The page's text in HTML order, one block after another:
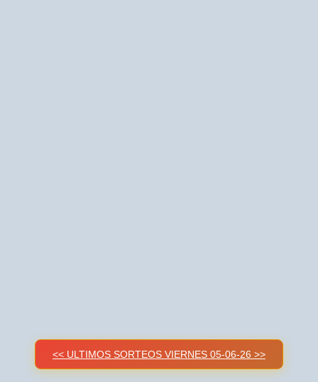
<< ULTIMOS SORTEOS VIERNES 05-06-26 >>